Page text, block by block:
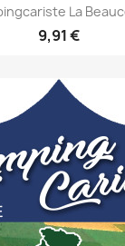
La
9,91 €